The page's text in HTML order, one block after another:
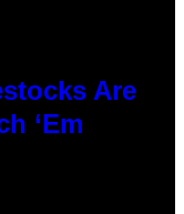
Are
‘Em